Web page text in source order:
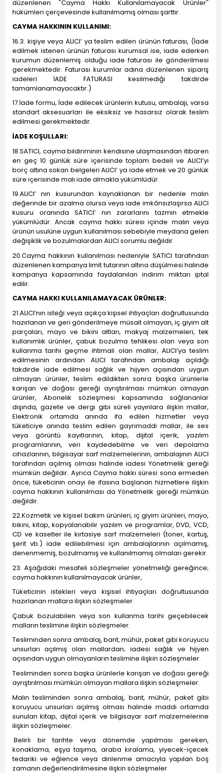
düzenlenen "Cayma Hakkı Kullanılamayacak Ürünler"
hükümleri çerçevesinde kullanılmamış olması şarttır.
CAYMA HAKKININ KULLANIMI:
16.3. kişiye veya ALICI’ ya teslim edilen ürünün faturası, (İade
edilmek istenen ürünün faturası kurumsal ise, iade ederken
kurumun düzenlemiş olduğu iade faturası ile gönderilmesi
gerekmektedir. Faturası kurumlar adına düzenlenen sipariş
iadeleri İADE FATURASI kesilmediği takdirde
tamamlanamayacaktır.)
17.İade formu, İade edilecek ürünlerin kutusu, ambalajı, varsa
standart aksesuarları ile eksiksiz ve hasarsız olarak teslim
edilmesi gerekmektedir.
İADE KOŞULLARI:
18.SATICI, cayma bildiriminin kendisine ulaşmasından itibaren
en geç 10 günlük süre içerisinde toplam bedeli ve ALICI’yı
borç altına sokan belgeleri ALICI’ ya iade etmek ve 20 günlük
süre içerisinde malı iade almakla yükümlüdür.
19.ALICI’ nın kusurundan kaynaklanan bir nedenle malın
değerinde bir azalma olursa veya iade imkânsızlaşırsa ALICI
kusuru oranında SATICI’ nın zararlarını tazmin etmekle
yükümlüdür. Ancak cayma hakkı süresi içinde malın veya
ürünün usulüne uygun kullanılması sebebiyle meydana gelen
değişiklik ve bozulmalardan ALICI sorumlu değildir.
20.Cayma hakkının kullanılması nedeniyle SATICI tarafından
düzenlenen kampanya limit tutarının altına düşülmesi halinde
kampanya kapsamında faydalanılan indirim miktarı iptal
edilir.
CAYMA HAKKI KULLANILAMAYACAK ÜRÜNLER:
21.ALICI’nın isteği veya açıkça kişisel ihtiyaçları doğrultusunda
hazırlanan ve geri gönderilmeye müsait olmayan, iç giyim alt
parçaları, mayo ve bikini altları, makyaj malzemeleri, tek
kullanımlık ürünler, çabuk bozulma tehlikesi olan veya son
kullanma tarihi geçme ihtimali olan mallar, ALICI’ya teslim
edilmesinin ardından ALICI tarafından ambalajı açıldığı
takdirde iade edilmesi sağlık ve hijyen açısından uygun
olmayan ürünler, teslim edildikten sonra başka ürünlerle
karışan ve doğası gereği ayrıştırılması mümkün olmayan
ürünler, Abonelik sözleşmesi kapsamında sağlananlar
dışında, gazete ve dergi gibi süreli yayınlara ilişkin mallar,
Elektronik ortamda anında ifa edilen hizmetler veya
tüketiciye anında teslim edilen gayrimaddi mallar, ile ses
veya görüntü kayıtlarının, kitap, dijital içerik, yazılım
programlarının, veri kaydedebilme ve veri depolama
cihazlarının, bilgisayar sarf malzemelerinin, ambalajının ALICI
tarafından açılmış olması halinde iadesi Yönetmelik gereği
mümkün değildir. Ayrıca Cayma hakkı süresi sona ermeden
önce, tüketicinin onayı ile ifasına başlanan hizmetlere ilişkin
cayma hakkının kullanılması da Yönetmelik gereği mümkün
değildir.
22.Kozmetik ve kişisel bakım ürünleri, iç giyim ürünleri, mayo,
bikini, kitap, kopyalanabilir yazılım ve programlar, DVD, VCD,
CD ve kasetler ile kırtasiye sarf malzemeleri (toner, kartuş,
şerit vb.) iade edilebilmesi için ambalajlarının açılmamış,
denenmemiş, bozulmamış ve kullanılmamış olmaları gerekir.
23. Aşağıdaki mesafeli sözleşmeler yönetmeliği gereğince;
cayma hakkının kullanılmayacak ürünler,
Tüketicinin istekleri veya kişisel ihtiyaçları doğrultusunda
hazırlanan mallara ilişkin sözleşmeler.
Çabuk bozulabilen veya son kullanma tarihi geçebilecek
malların teslimine ilişkin sözleşmeler.
Tesliminden sonra ambalaj, bant, mühür, paket gibi koruyucu
unsurları açılmış olan mallardan; iadesi sağlık ve hijyen
açısından uygun olmayanların teslimine ilişkin sözleşmeler.
Tesliminden sonra başka ürünlerle karışan ve doğası gereği
ayrıştırılması mümkün olmayan mallara ilişkin sözleşmeler.
Malın tesliminden sonra ambalaj, bant, mühür, paket gibi
koruyucu unsurları açılmış olması halinde maddi ortamda
sunulan kitap, dijital içerik ve bilgisayar sarf malzemelerine
ilişkin sözleşmeler.
.Belirli bir tarihte veya dönemde yapılması gereken,
konaklama, eşya taşıma, araba kiralama, yiyecek-içecek
tedariki ve eğlence veya dinlenme amacıyla yapılan boş
zamanın değerlendirilmesine ilişkin sözleşmeler.